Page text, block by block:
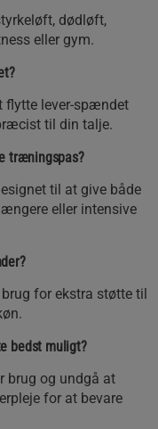
dødløft,
eller gym.
flytte lever-spændet
til din talje.
træningspas?
til at give både
eller intensive
for ekstra støtte til
bedst muligt?
brug og undgå at
for at bevare